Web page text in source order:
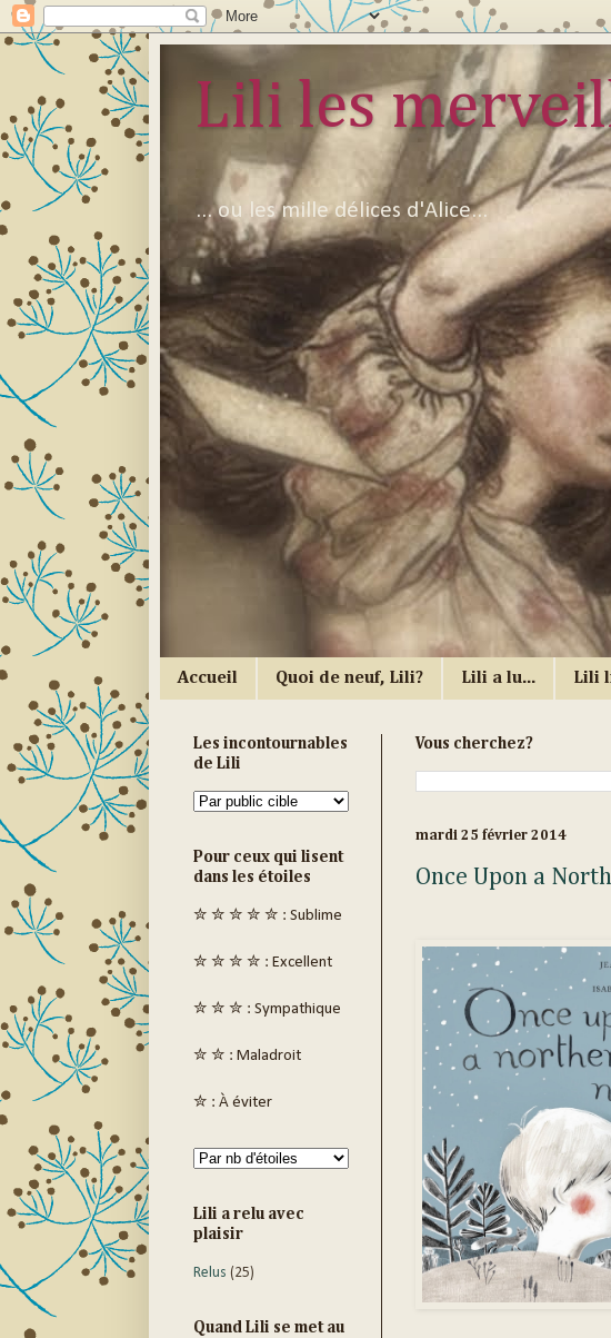
Lili les
... ou les mille délices d'Alice...
Accueil Quoi de neuf, Lili? Lili a lu... Lili
Vous cherchez?
mardi 25 février 2014
Once Upon a
Les incontournables
de Lili
Pour ceux qui lisent
dans les étoiles
✮ ✮ ✮ ✮ ✮ : Sublime
✮ ✮ ✮ ✮ : Excellent
✮ ✮ ✮ : Sympathique
✮ ✮ : Maladroit
✮ : À éviter
Lili a relu avec
plaisir
Relus (25)
Quand Lili se met au